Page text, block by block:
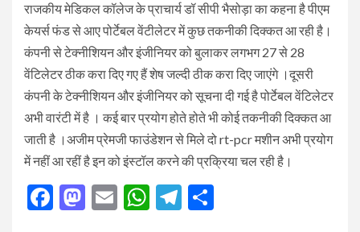
राजकीय मेडिकल कॉलेज के प्राचार्य डॉ सीपी भैसोड़ा का कहना है पीएम
केयर्स फंड से आए पोर्टेबल वेंटीलेटर में कुछ तकनीकी दिक्कत आ रही है।
कंपनी से टेक्नीशियन और इंजीनियर को बुलाकर लगभग 27 से 28
वेंटिलेटर ठीक करा दिए गए हैं शेष जल्दी ठीक करा दिए जाएंगे ।दूसरी
कंपनी के टेक्नीशियन और इंजीनियर को सूचना दी गई है पोर्टेबल वेंटिलेटर
अभी वारंटी में है । कई बार प्रयोग होते होते भी कोई तकनीकी दिक्कत आ
जाती है ।अजीम प्रेमजी फाउंडेशन से मिले दो rt-pcr मशीन अभी प्रयोग
में नहीं आ रहीं है इन को इंस्टॉल करने की प्रक्रिया चल रही है।
Facebook
Mastodon
EmailWhatsApp
Telegram